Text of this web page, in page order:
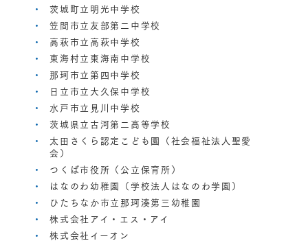
茨城町立明光中学校
笠間市立友部第二中学校
高萩市立高萩中学校
東海村立東海南中学校
那珂市立第四中学校
日立市立大久保中学校
水戸市立見川中学校
茨城県立古河第二高等学校
太田さくら認定こども園（社会福祉法人聖愛
会）
つくば市役所（公立保育所）
はなのわ幼稚園（学校法人はなのわ学園）
ひたちなか市立那珂湊第三幼稚園
株式会社アイ・エス・アイ
株式会社イーオン